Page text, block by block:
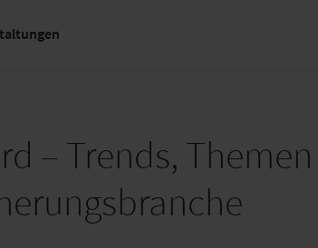
– Trends, Themen